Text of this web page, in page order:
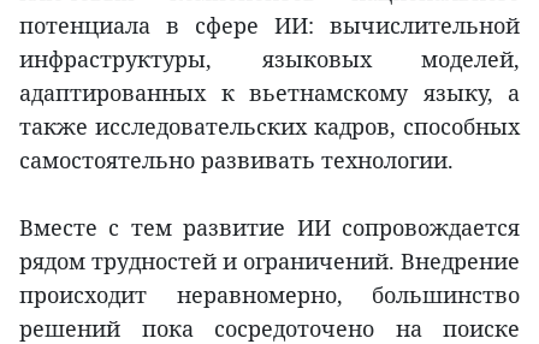
потенциала в сфере ИИ: вычислительной
инфраструктуры, языковых моделей,
адаптированных к вьетнамскому языку, а
также исследовательских кадров, способных
самостоятельно развивать технологии.
Вместе с тем развитие ИИ сопровождается
рядом трудностей и ограничений. Внедрение
происходит неравномерно, большинство
решений пока сосредоточено на поиске